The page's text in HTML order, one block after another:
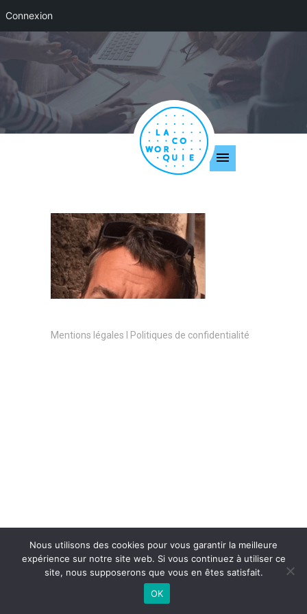
spectacle vivant et de l’évènementiel. Cela
consiste à être le chef de chantier d’un
évènement/spectacle avec la charge de la
sécurité du public en plus.
Mentions légales l Politiques de confidentialité
Connexion
Nous utilisons des cookies pour vous garantir la meilleure
expérience sur notre site web. Si vous continuez à utiliser ce
site, nous supposerons que vous en êtes satisfait.
OK